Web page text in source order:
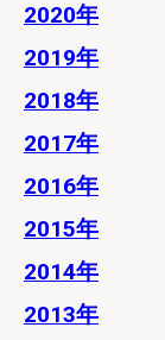
2020年
2019年
2018年
2017年
2016年
2015年
2014年
2013年